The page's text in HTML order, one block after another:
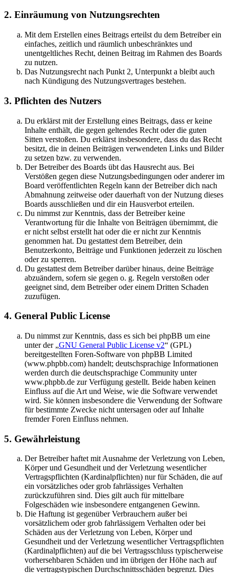
2. Einräumung von Nutzungsrechten
Mit dem Erstellen eines Beitrags erteilst du dem Betreiber ein
einfaches, zeitlich und räumlich unbeschränktes und
unentgeltliches Recht, deinen Beitrag im Rahmen des Boards
zu nutzen.
Das Nutzungsrecht nach Punkt 2, Unterpunkt a bleibt auch
nach Kündigung des Nutzungsvertrages bestehen.
3. Pflichten des Nutzers
Du erklärst mit der Erstellung eines Beitrags, dass er keine
Inhalte enthält, die gegen geltendes Recht oder die guten
Sitten verstoßen. Du erklärst insbesondere, dass du das Recht
besitzt, die in deinen Beiträgen verwendeten Links und Bilder
zu setzen bzw. zu verwenden.
Der Betreiber des Boards übt das Hausrecht aus. Bei
Verstößen gegen diese Nutzungsbedingungen oder anderer im
Board veröffentlichten Regeln kann der Betreiber dich nach
Abmahnung zeitweise oder dauerhaft von der Nutzung dieses
Boards ausschließen und dir ein Hausverbot erteilen.
Du nimmst zur Kenntnis, dass der Betreiber keine
Verantwortung für die Inhalte von Beiträgen übernimmt, die
er nicht selbst erstellt hat oder die er nicht zur Kenntnis
genommen hat. Du gestattest dem Betreiber, dein
Benutzerkonto, Beiträge und Funktionen jederzeit zu löschen
oder zu sperren.
Du gestattest dem Betreiber darüber hinaus, deine Beiträge
abzuändern, sofern sie gegen o. g. Regeln verstoßen oder
geeignet sind, dem Betreiber oder einem Dritten Schaden
zuzufügen.
4. General Public License
Du nimmst zur Kenntnis, dass es sich bei phpBB um eine
unter der „GNU General Public License v2“ (GPL)
bereitgestellten Foren-Software von phpBB Limited
(www.phpbb.com) handelt; deutschsprachige Informationen
werden durch die deutschsprachige Community unter
www.phpbb.de zur Verfügung gestellt. Beide haben keinen
Einfluss auf die Art und Weise, wie die Software verwendet
wird. Sie können insbesondere die Verwendung der Software
für bestimmte Zwecke nicht untersagen oder auf Inhalte
fremder Foren Einfluss nehmen.
5. Gewährleistung
Der Betreiber haftet mit Ausnahme der Verletzung von Leben,
Körper und Gesundheit und der Verletzung wesentlicher
Vertragspflichten (Kardinalpflichten) nur für Schäden, die auf
ein vorsätzliches oder grob fahrlässiges Verhalten
zurückzuführen sind. Dies gilt auch für mittelbare
Folgeschäden wie insbesondere entgangenen Gewinn.
Die Haftung ist gegenüber Verbrauchern außer bei
vorsätzlichem oder grob fahrlässigem Verhalten oder bei
Schäden aus der Verletzung von Leben, Körper und
Gesundheit und der Verletzung wesentlicher Vertragspflichten
(Kardinalpflichten) auf die bei Vertragsschluss typischerweise
vorhersehbaren Schäden und im übrigen der Höhe nach auf
die vertragstypischen Durchschnittsschäden begrenzt. Dies